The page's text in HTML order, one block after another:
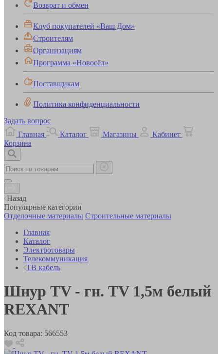
Возврат и обмен
Клуб покупателей «Ваш Дом»
Строителям
Организациям
Программа «Новосёл»
Поставщикам
Политика конфиденциальности
Задать вопрос
Главная
Каталог Магазины
Кабинет
Корзина
Назад
Популярные категории
Отделочные материалы Строительные материалы
Главная
Каталог
Электротовары
Телекоммуникация
ТВ кабель
Шнур TV - гн. TV 1,5м белый
REXANT
Код товара: 566553